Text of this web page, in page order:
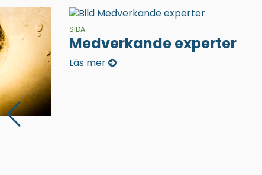
SIDA
Medverkande experter
Läs mer